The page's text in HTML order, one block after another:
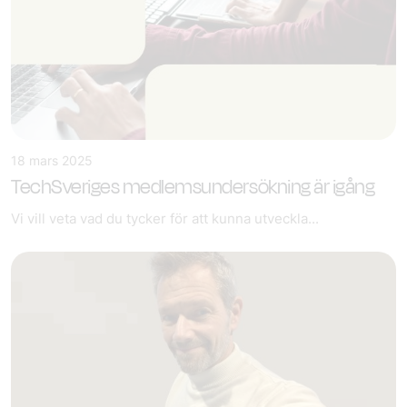
18 mars 2025
TechSveriges medlemsundersökning är igång
Vi vill veta vad du tycker för att kunna utveckla...